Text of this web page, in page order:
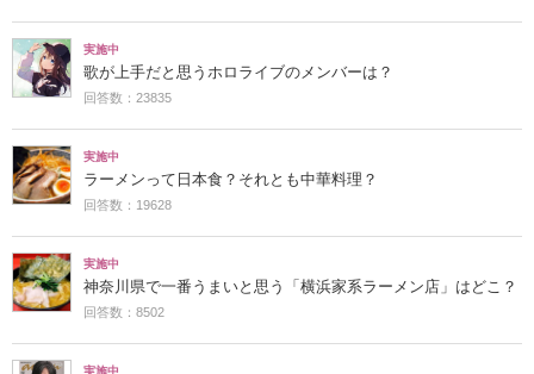
実施中
歌が上手だと思うホロライブのメンバーは？
回答数：23835
実施中
ラーメンって日本食？それとも中華料理？
回答数：19628
実施中
神奈川県で一番うまいと思う「横浜家系ラーメン店」はどこ？
回答数：8502
実施中